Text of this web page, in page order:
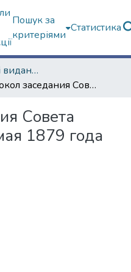
Пошук за
критеріями
Статистика
9. Рідкісні та цінні видання
Протокол заседания Совета университета 31 мая 1879 года
Совета
1879 года